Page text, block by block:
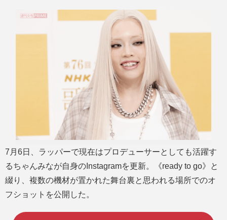
t
7月6日、ラッパーで現在はプロデューサーとしても活躍す
るちゃんみなが自身のInstagramを更新。《ready to go》と
綴り、複数の機材が置かれた舞台裏と思われる場所でのオ
フショットを公開した。